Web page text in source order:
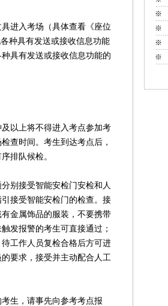
进入考场（具体查看《座位
种具有发送或接收信息功能
具有发送或接收信息功能的
以上将不得进入考点参加考
查时间。考生到达考点后，
排队候检。
别接受智能安检门安检和人
接受智能安检门的检查。接
金属饰品的服装，不要携带
发报警的考生可直接通过；
工作人员复检合格后方可进
要求，接受并主动配合人工
生，请事先向参考考点报
※
※
※
※